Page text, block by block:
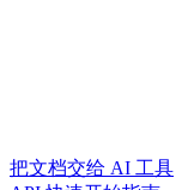
把文档交给 AI 工具